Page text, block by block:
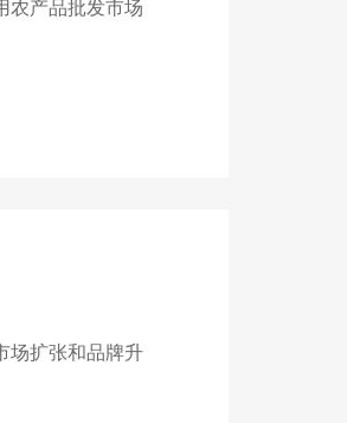
农产品批发市场
场扩张和品牌升